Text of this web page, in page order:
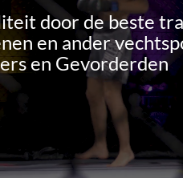
door de beste
en ander
en Gevorderden